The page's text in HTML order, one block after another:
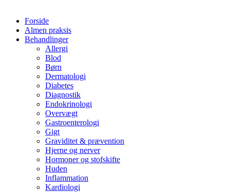
Forside
Almen praksis
Behandlinger
Allergi
Blod
Børn
Dermatologi
Diabetes
Diagnostik
Endokrinologi
Overvægt
Gastroenterologi
Gigt
Graviditet & prævention
Hjerne og nerver
Hormoner og stofskifte
Huden
Inflammation
Kardiologi